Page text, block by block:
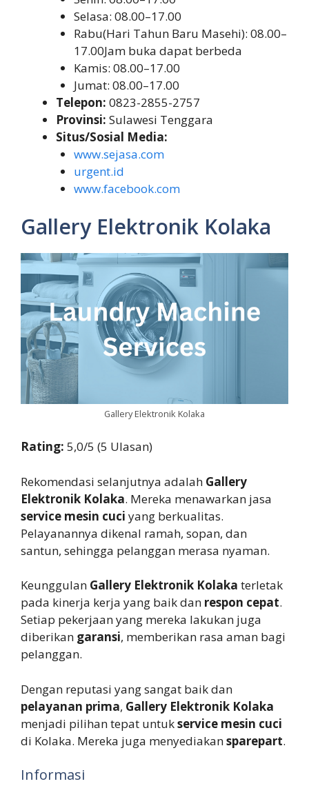
Selasa: 08.00–17.00
Rabu(Hari Tahun Baru Masehi): 08.00–
17.00Jam buka dapat berbeda
Kamis: 08.00–17.00
Jumat: 08.00–17.00
Telepon: 0823-2855-2757
Provinsi: Sulawesi Tenggara
Situs/Sosial Media:
www.sejasa.com
urgent.id
www.facebook.com
Gallery Elektronik Kolaka
Gallery Elektronik Kolaka
Rating: 5,0/5 (5 Ulasan)
Rekomendasi selanjutnya adalah Gallery
Elektronik Kolaka. Mereka menawarkan jasa
service mesin cuci yang berkualitas.
Pelayanannya dikenal ramah, sopan, dan
santun, sehingga pelanggan merasa nyaman.
Keunggulan Gallery Elektronik Kolaka terletak
pada kinerja kerja yang baik dan respon cepat.
Setiap pekerjaan yang mereka lakukan juga
diberikan garansi, memberikan rasa aman bagi
pelanggan.
Dengan reputasi yang sangat baik dan
pelayanan prima, Gallery Elektronik Kolaka
menjadi pilihan tepat untukservice mesin cuci
di Kolaka. Mereka juga menyediakansparepart.
Informasi